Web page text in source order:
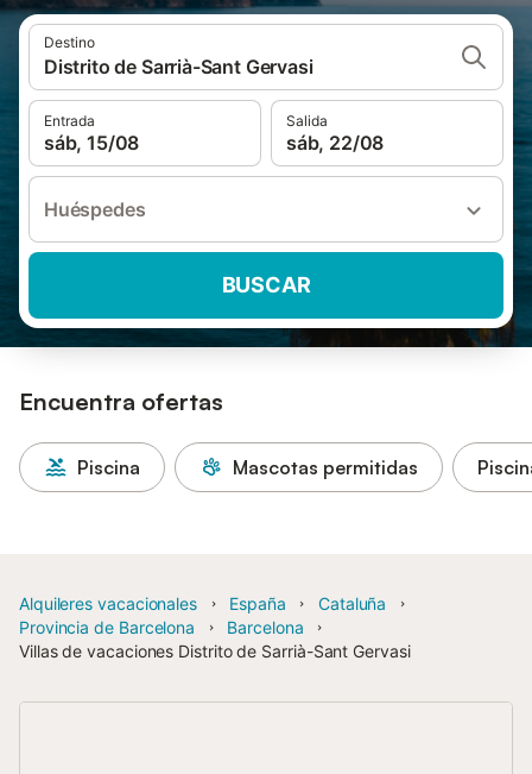
Destino
Distrito de Sarrià-Sant Gervasi
Entrada
sáb, 15/08
Salida
sáb, 22/08
Huéspedes
BUSCAR
Encuentra ofertas
Piscina Mascotas permitidas
Alquileres vacacionales España
Cataluña
Provincia de Barcelona
Barcelona
Villas de vacaciones Distrito de Sarrià-Sant Gervasi